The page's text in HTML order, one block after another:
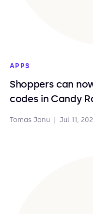
APPS
Shoppers can
codes in Candy
Tomas Janu Jul 11,